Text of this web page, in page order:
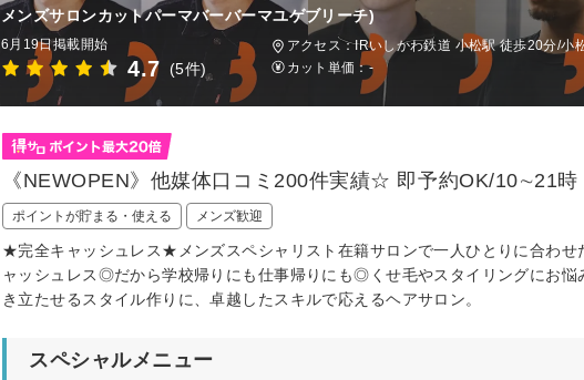
メンズサロンカットパーマバーバーマユゲブリーチ)
6月19日掲載開始
4.7 (5件)
アクセス：IRいしかわ鉄道 小松駅 徒歩20分/小
カット単価：-
《NEWOPEN》他媒体口コミ200件実績☆ 即予約OK/10∼21時
ポイントが貯まる・使える メンズ歓迎
★完全キャッシュレス★メンズスペシャリスト在籍サロンで一人ひとりに合わ
ャッシュレス◎だから学校帰りにも仕事帰りにも◎くせ毛やスタイリングにお悩
き立たせるスタイル作りに、卓越したスキルで応えるヘアサロン。
スペシャルメニュー